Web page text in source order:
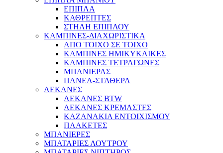
ΕΠΙΠΛΑ
ΚΑΘΡΕΠΤΕΣ
ΣΤΗΛΗ ΕΠΙΠΛΟΥ
ΚΑΜΠΙΝΕΣ-ΔΙΑΧΩΡΙΣΤΙΚΑ
ΑΠΟ ΤΟΙΧΟ ΣΕ ΤΟΙΧΟ
ΚΑΜΠΙΝΕΣ ΗΜΙΚΥΚΛΙΚΕΣ
ΚΑΜΠΙΝΕΣ ΤΕΤΡΑΓΩΝΕΣ
ΜΠΑΝΙΕΡΑΣ
ΠΑΝΕΛ-ΣΤΑΘΕΡΑ
ΛΕΚΑΝΕΣ
ΛΕΚΑΝΕΣ BTW
ΛΕΚΑΝΕΣ ΚΡΕΜΑΣΤΕΣ
ΚΑΖΑΝΑΚΙΑ ΕΝΤΟΙΧΙΣΜΟΥ
ΠΛΑΚΕΤΕΣ
ΜΠΑΝΙΕΡΕΣ
ΜΠΑΤΑΡΙΕΣ ΛΟΥΤΡΟΥ